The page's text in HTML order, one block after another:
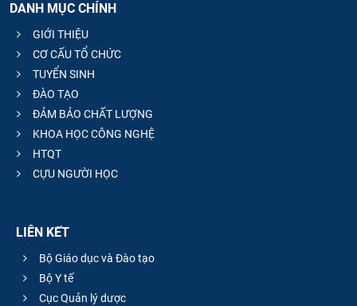
DANH MỤC CHÍNH
GIỚI THIỆU
CƠ CẤU TỔ CHỨC
TUYỂN SINH
ĐÀO TẠO
ĐẢM BẢO CHẤT LƯỢNG
KHOA HỌC CÔNG NGHỆ
HTQT
CỰU NGƯỜI HỌC
LIÊN KẾT
Bộ Giáo dục và Đào tạo
Bộ Y tế
Cục Quản lý dược